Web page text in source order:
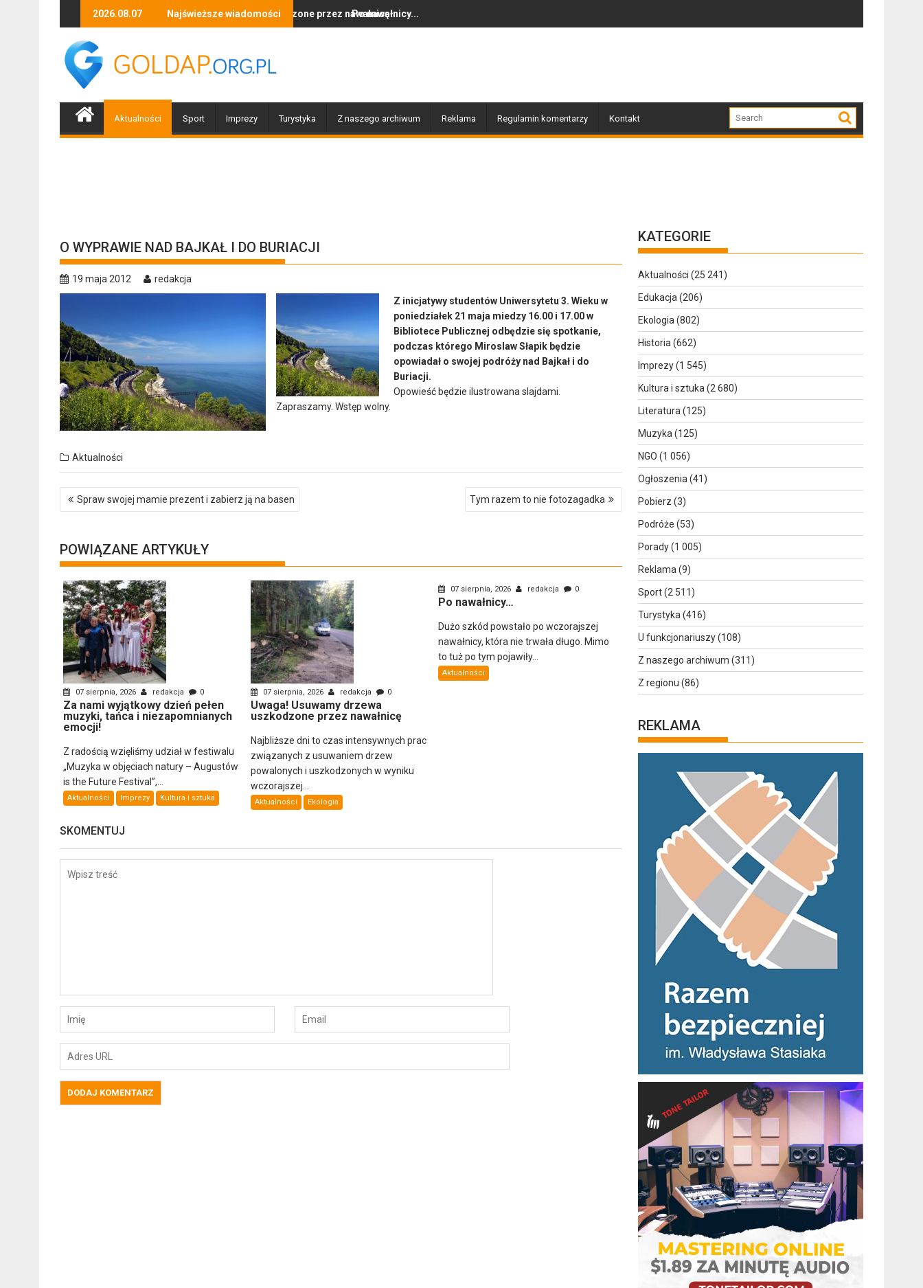
2026.08.07 Najświeższe wiadomości
tańca i niezapomnianych emocji!
Uwaga! Usuwamy drzewa uszkodzone przez nawałnicę
Po nawałnicy...
Aktualności Sport Imprezy Turystyka Z naszego archiwum Reklama Regulamin komentarzy Kontakt
O WYPRAWIE NAD BAJKAŁ I DO BURIACJI
19 maja 2012
redakcja
Z inicjatywy studentów Uniwersytetu 3. Wieku w
poniedziałek 21 maja miedzy 16.00 i 17.00 w
Bibliotece Publicznej odbędzie się spotkanie,
podczas którego Miroslaw Słapik będzie
opowiadał o swojej podróży nad Bajkał i do
Buriacji.
Opowieść będzie ilustrowana slajdami.
Zapraszamy. Wstęp wolny.
Aktualności
Nawigacja
wpisu
Spraw swojej mamie prezent i zabierz ją na basen Tym razem to nie fotozagadka
POWIĄZANE ARTYKUŁY
07 sierpnia, 2026 redakcja 0
Za nami wyjątkowy dzień pełen
muzyki, tańca i niezapomnianych
emocji!
Z radością wzięliśmy udział w festiwalu
„Muzyka w objęciach natury – Augustów
is the Future Festival”,...
Aktualności Imprezy Kultura i sztuka
07 sierpnia, 2026 redakcja 0
Uwaga! Usuwamy drzewa
uszkodzone przez nawałnicę
Najbliższe dni to czas intensywnych prac
związanych z usuwaniem drzew
powalonych i uszkodzonych w wyniku
wczorajszej...
Aktualności Ekologia
07 sierpnia, 2026 redakcja 0
Po nawałnicy…
Dużo szkód powstało po wczorajszej
nawałnicy, która nie trwała długo. Mimo
to tuż po tym pojawiły...
Aktualności
SKOMENTUJ
KATEGORIE
Aktualności (25 241)
Edukacja (206)
Ekologia (802)
Historia (662)
Imprezy(1 545)
Kultura i sztuka (2 680)
Literatura (125)
Muzyka (125)
NGO (1 056)
Ogłoszenia (41)
Pobierz (3)
Podróże (53)
Porady(1 005)
Reklama (9)
Sport(2 511)
Turystyka (416)
U funkcjonariuszy(108)
Z naszego archiwum (311)
Z regionu (86)
REKLAMA